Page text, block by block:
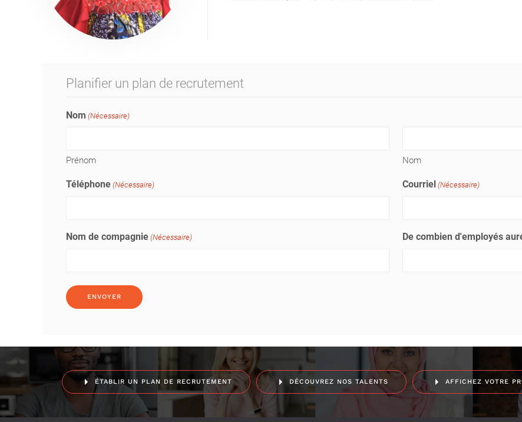
Planifier un plan de recrutement
Nom (Nécessaire)
Prénom Nom
Téléphone (Nécessaire) Courriel (Nécessaire)
Nom de compagnie (Nécessaire) De combien d'employés
ÉTABLIR UN PLAN DE RECRUTEMENT DÉCOUVREZ NOS TALENTS AFFICHEZ VOTRE